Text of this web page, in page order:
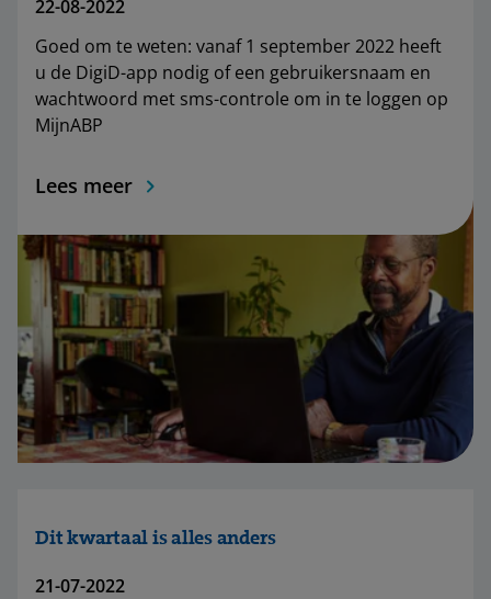
22-08-2022
Goed om te weten: vanaf 1 september 2022 heeft
u de DigiD-app nodig of een gebruikersnaam en
wachtwoord met sms-controle om in te loggen op
MijnABP
Lees meer
Dit kwartaal is alles anders
21-07-2022